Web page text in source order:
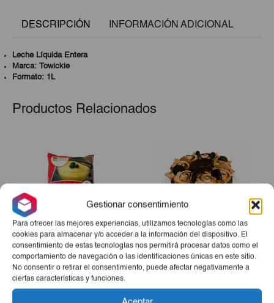
Gestionar consentimiento
Para ofrecer las mejores experiencias, utilizamos tecnologías como las
cookies para almacenar y/o acceder a la información del dispositivo. El
consentimiento de estas tecnologías nos permitirá procesar datos como el
comportamiento de navegación o las identificaciones únicas en este sitio.
No consentir o retirar el consentimiento, puede afectar negativamente a
ciertas características y funciones.
DESCRIPCIÓN INFORMACIÓN ADICIONAL
Leche Líquida Entera
Marca: Towickie
Formato: 1L
Productos Relacionados
Natilla Manjar/Coco Rallado
1kg
€5,50
Tarta Sensación
€26,00